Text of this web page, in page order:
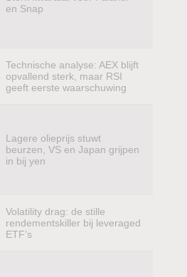
en Snap
Technische analyse: AEX blijft
opvallend sterk, maar RSI
geeft eerste waarschuwing
Lagere olieprijs stuwt
beurzen, VS en Japan grijpen
in bij yen
Volatility drag: de stille
rendementskiller bij leveraged
ETF’s